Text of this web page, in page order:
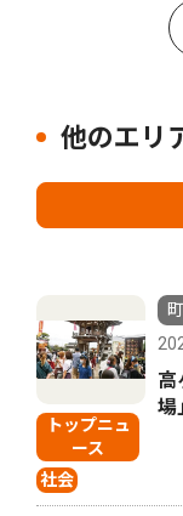
他のエリ
トップニュ
ース
社会
高
場